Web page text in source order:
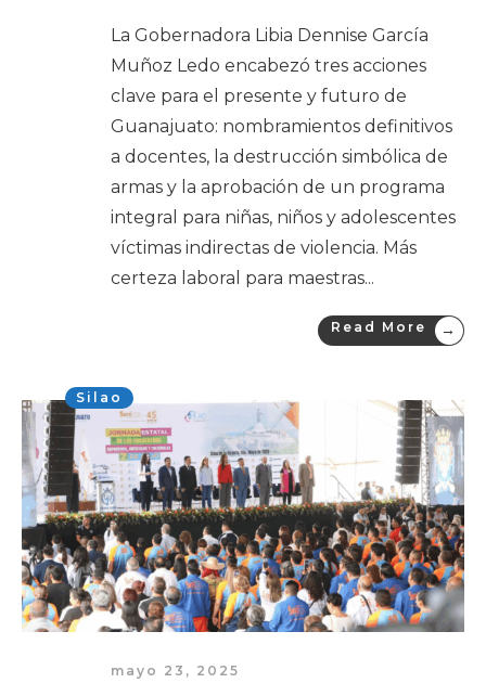
La Gobernadora Libia Dennise García
Muñoz Ledo encabezó tres acciones
clave para el presente y futuro de
Guanajuato: nombramientos definitivos
a docentes, la destrucción simbólica de
armas y la aprobación de un programa
integral para niñas, niños y adolescentes
víctimas indirectas de violencia. Más
certeza laboral para maestras...
Read More →
Silao
mayo 23, 2025